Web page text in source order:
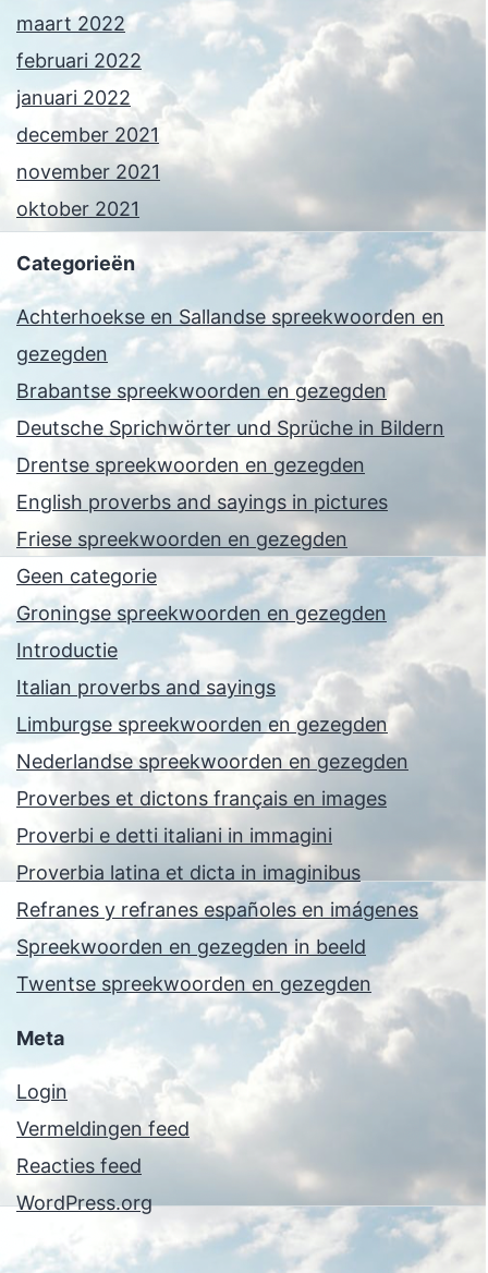
maart 2022
februari 2022
januari 2022
december 2021
november 2021
oktober 2021
Categorieën
Achterhoekse en Sallandse spreekwoorden en
gezegden
Brabantse spreekwoorden en gezegden
Deutsche Sprichwörter und Sprüche in Bildern
Drentse spreekwoorden en gezegden
English proverbs and sayings in pictures
Friese spreekwoorden en gezegden
Geen categorie
Groningse spreekwoorden en gezegden
Introductie
Italian proverbs and sayings
Limburgse spreekwoorden en gezegden
Nederlandse spreekwoorden en gezegden
Proverbes et dictons français en images
Proverbi e detti italiani in immagini
Proverbia latina et dicta in imaginibus
Refranes y refranes españoles en imágenes
Spreekwoorden en gezegden in beeld
Twentse spreekwoorden en gezegden
Meta
Login
Vermeldingen feed
Reacties feed
WordPress.org